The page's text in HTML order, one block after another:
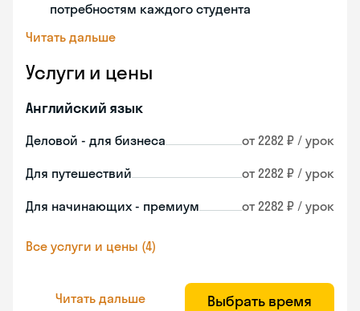
потребностям каждого студента
Читать дальше
Услуги и цены
Английский язык
Деловой - для бизнеса от 2282 ₽ / урок
Для путешествий от 2282 ₽ / урок
Для начинающих - премиум от 2282 ₽ / урок
Все услуги и цены (4)
Читать дальше Выбрать время